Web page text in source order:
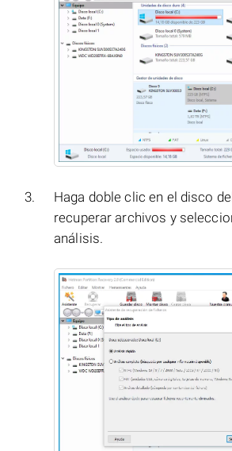
Haga doble clic en el disco
recuperar archivos y
análisis.